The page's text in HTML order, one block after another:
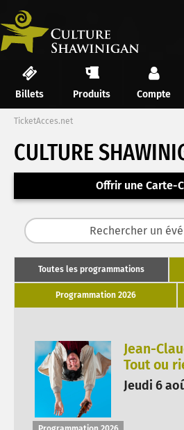
Billets Produits Compte
TicketAcces.net
CULTURE
Offrir une Carte-
Toutes les programmations
Programmation 2026
Jean-
Tout ou
Jeudi 6